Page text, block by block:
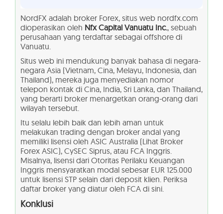
NordFX adalah broker Forex, situs web nordfx.com
dioperasikan oleh Nfx Capital Vanuatu Inc., sebuah
perusahaan yang terdaftar sebagai offshore di
Vanuatu.
Situs web ini mendukung banyak bahasa di negara-
negara Asia (Vietnam, Cina, Melayu, Indonesia, dan
Thailand), mereka juga menyediakan nomor
telepon kontak di Cina, India, Sri Lanka, dan Thailand,
yang berarti broker menargetkan orang-orang dari
wilayah tersebut.
Itu selalu lebih baik dan lebih aman untuk
melakukan trading dengan broker andal yang
memiliki lisensi oleh ASIC Australia (Lihat Broker
Forex ASIC), CySEC Siprus, atau FCA Inggris.
Misalnya, lisensi dari Otoritas Perilaku Keuangan
Inggris mensyaratkan modal sebesar EUR 125.000
untuk lisensi STP selain dari deposit klien. Periksa
daftar broker yang diatur oleh FCA di sini.
Konklusi